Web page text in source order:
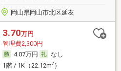
岡山県岡山市北区延友
3.70万円
管理費2,300円
4.07万円
なし
1階 / 1K（22.12m2）